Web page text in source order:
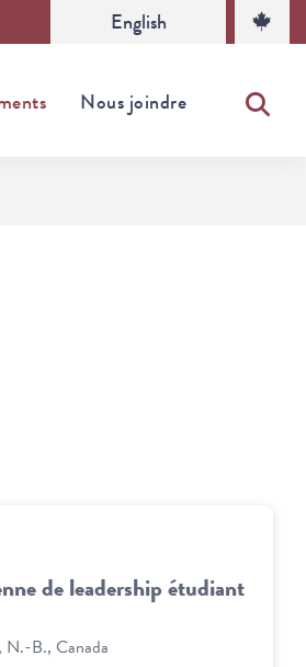
English
Nous joindre
de leadership étudiant
N.-B., Canada